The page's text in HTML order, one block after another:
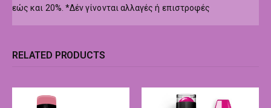
εώς και 20%. *Δέν γίνονται αλλαγές ή επιστροφές
RELATED PRODUCTS